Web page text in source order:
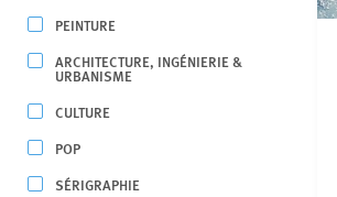
PEINTURE
ARCHITECTURE, INGÉNIERIE &
URBANISME
CULTURE
POP
SÉRIGRAPHIE